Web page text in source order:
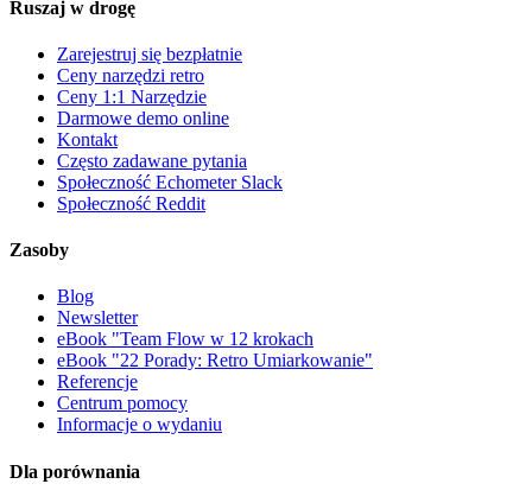
Ruszaj w drogę
Zarejestruj się bezpłatnie
Ceny narzędzi retro
Ceny 1:1 Narzędzie
Darmowe demo online
Kontakt
Często zadawane pytania
Społeczność Echometer Slack
Społeczność Reddit
Zasoby
Blog
Newsletter
eBook "Team Flow w 12 krokach
eBook "22 Porady: Retro Umiarkowanie"
Referencje
Centrum pomocy
Informacje o wydaniu
Dla porównania